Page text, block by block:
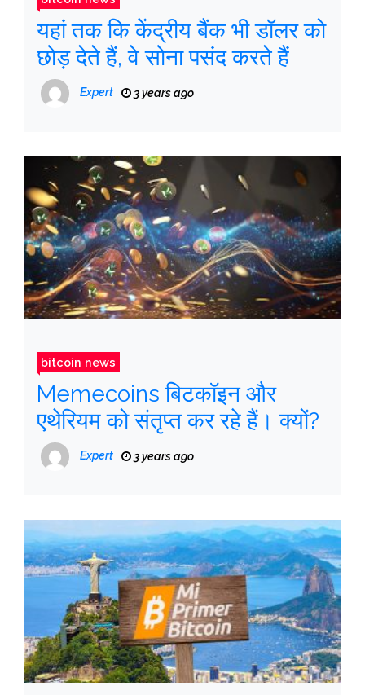
यहां तक ​​कि केंद्रीय बैंक भी डॉलर को
छोड़ देते हैं, वे सोना पसंद करते हैं
Expert 3 years ago
bitcoin news
Memecoins बिटकॉइन और
एथेरियम को संतृप्त कर रहे हैं। क्यों?
Expert 3 years ago